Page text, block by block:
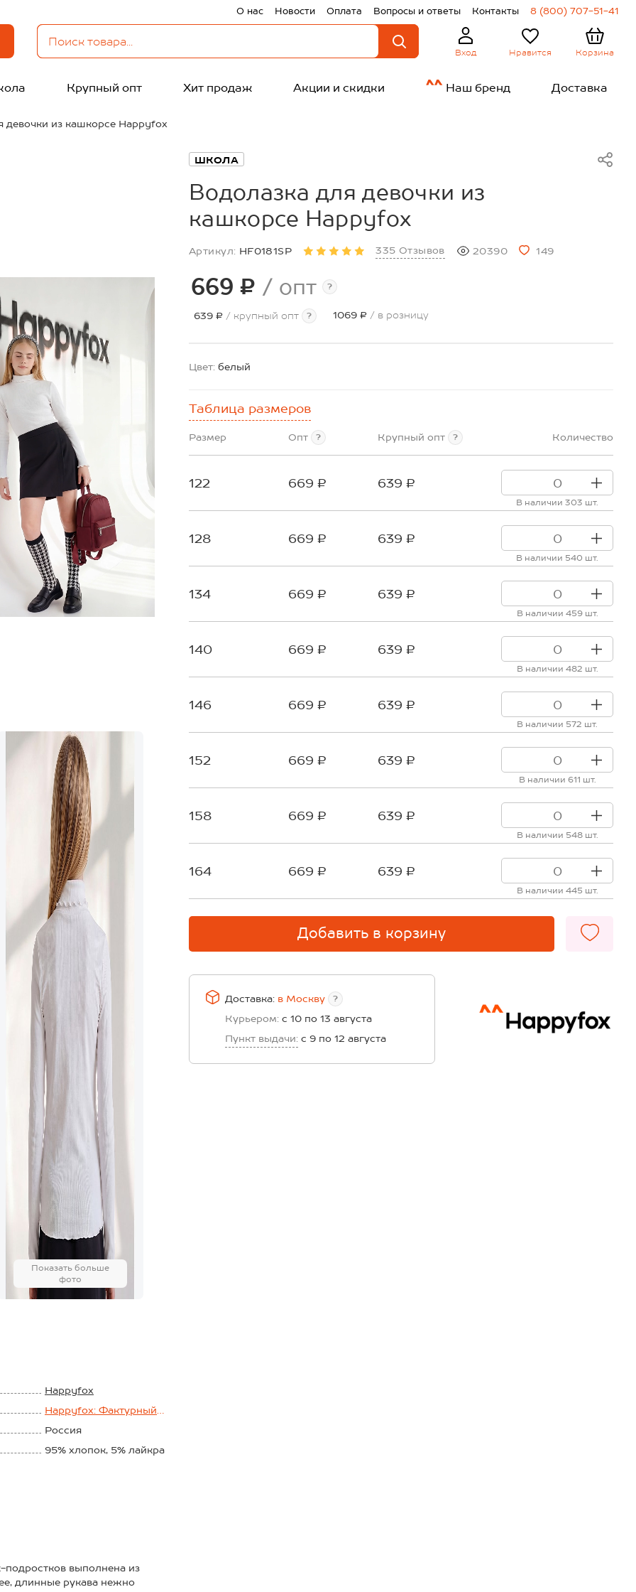
О нас Новости Оплата Вопросы и ответы Контакты 8 (800) 707-51-41
Вход Нравится Корзина
Крупный опт Хит продаж Акции и скидки Наш бренд Доставка
девочки из кашкорсе Happyfox
Показать больше
фото
ШКОЛА
Водолазка для девочки из
кашкорсе Happyfox
Артикул: HF0181SP 335 Отзывов 20390 149
669 ₽ / опт ?
639 ₽ / крупный опт ? 1069 ₽ / в розницу
Цвет: белый
Таблица размеров
Размер Опт ? Крупный опт ? Количество
122 669 ₽ 639 ₽
В наличии 303 шт.
128 669 ₽ 639 ₽
В наличии 540 шт.
134 669 ₽ 639 ₽
В наличии 459 шт.
140 669 ₽ 639 ₽
В наличии 482 шт.
146 669 ₽ 639 ₽
В наличии 572 шт.
152 669 ₽ 639 ₽
В наличии 611 шт.
158 669 ₽ 639 ₽
В наличии 548 шт.
164 669 ₽ 639 ₽
В наличии 445 шт.
Добавить в корзину
Доставка: в Москву ?
Курьером: с 10 по 13 августа
Пункт выдачи: с 9 по 12 августа
Happyfox
Happyfox: Фактурный
рубчик кашкорсе
Россия
95% xлопок, 5% лайкра
подростков выполнена из
длинные рукава нежно